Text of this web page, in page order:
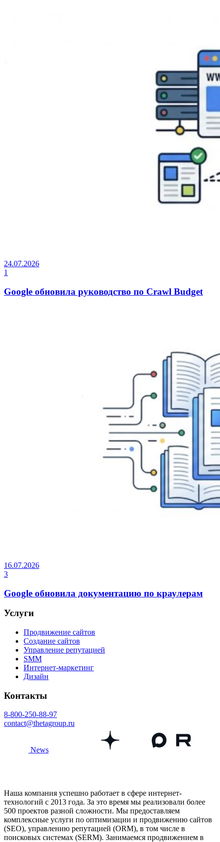
24.07.2026
1
Google обновила руководство по Crawl Budget
16.07.2026
3
Google обновила документацию по краулерам
Услуги
Продвижение сайтов
Создание сайтов
Управление репутацией
SMM
Интернет-маркетинг
Дизайн
Контакты
8-800-250-88-97
contact@thetagroup.ru
News
Наша компания успешно работает в сфере интернет-
технологий с 2013 года. За это время мы реализовали более
500 проектов разной сложности. Мы предоставляем
комплексные услуги по оптимизации и продвижению сайтов
(SEO), управлению репутацией (ORM), в том числе в
поисковых системах (SERM). Занимаемся продвижением в